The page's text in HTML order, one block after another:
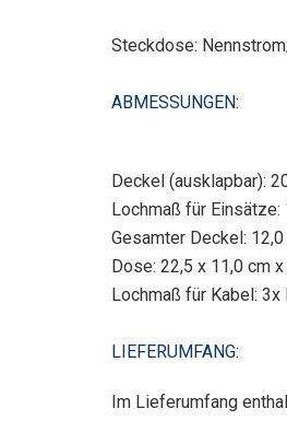
Steckdose:
ABMESSUNGEN:
Deckel (ausklapbar):
Lochmaß für Einsätze:
Gesamter Deckel:
Dose: 22,5 x 11,0 cm
Lochmaß für Kabel:
LIEFERUMFANG:
Im Lieferumfang